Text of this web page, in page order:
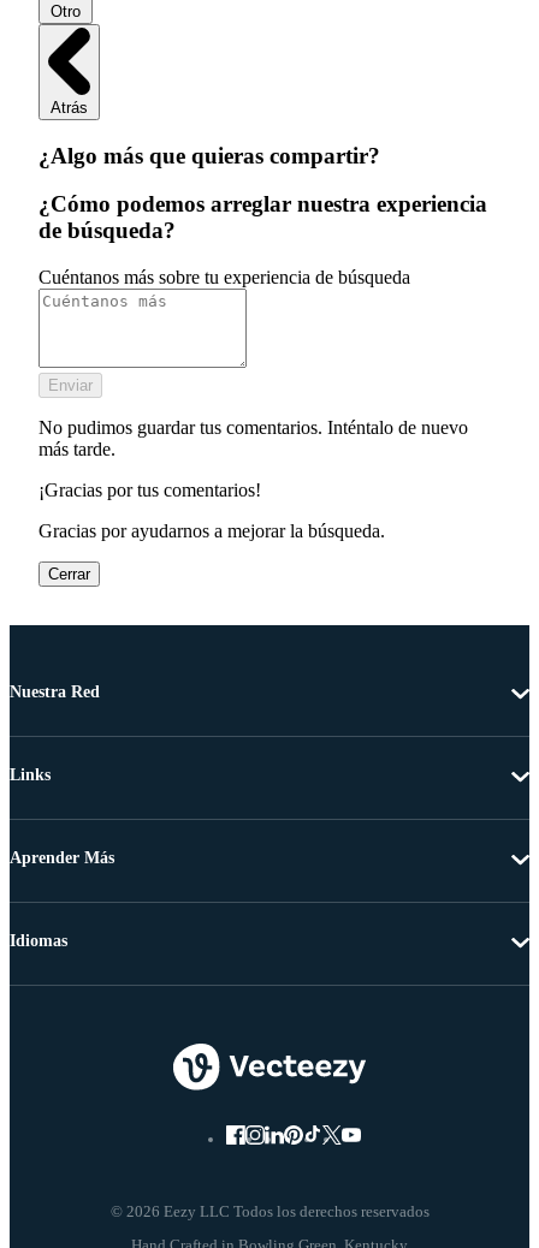
Otro
Atrás
¿Algo más que quieras compartir?
¿Cómo podemos arreglar nuestra experiencia
de búsqueda?
Cuéntanos más sobre tu experiencia de búsqueda
Enviar
No pudimos guardar tus comentarios. Inténtalo de nuevo
más tarde.
¡Gracias por tus comentarios!
Gracias por ayudarnos a mejorar la búsqueda.
Cerrar
Nuestra Red
Links
Aprender Más
© 2026 Eezy LLC Todos los derechos reservados
Idiomas